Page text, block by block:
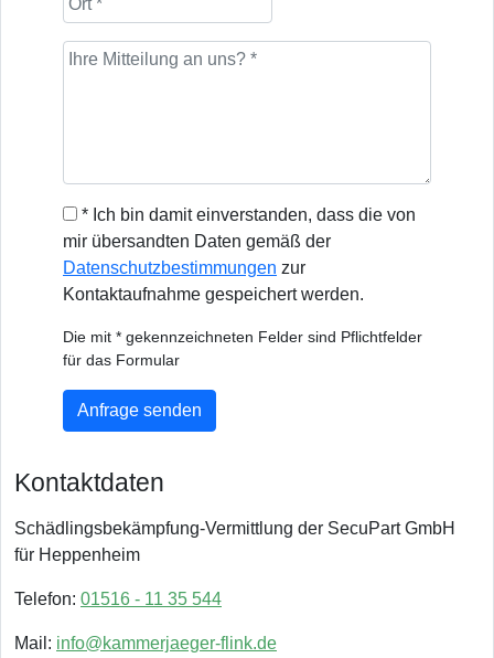
* Ich bin damit einverstanden, dass die von
mir übersandten Daten gemäß der
Datenschutzbestimmungen zur
Kontaktaufnahme gespeichert werden.
Die mit * gekennzeichneten Felder sind Pflichtfelder
für das Formular
Anfrage senden
Kontaktdaten
Schädlingsbekämpfung-Vermittlung der SecuPart GmbH
für Heppenheim
Telefon: 01516 - 11 35 544
Mail: info@kammerjaeger-flink.de